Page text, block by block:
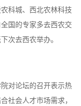
科城、西北农林科技
国的专家多去西农交
次去西农举办。
对论坛的召开表示热
社会人才市场需求，